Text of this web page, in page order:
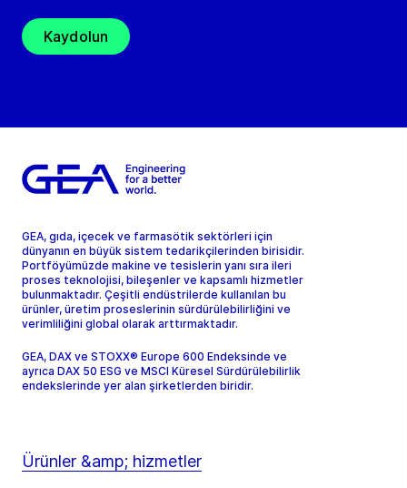
Kaydolun
GEA, gıda, içecek ve farmasötik sektörleri için
dünyanın en büyük sistem tedarikçilerinden birisidir.
Portföyümüzde makine ve tesislerin yanı sıra ileri
proses teknolojisi, bileşenler ve kapsamlı hizmetler
bulunmaktadır. Çeşitli endüstrilerde kullanılan bu
ürünler, üretim proseslerinin sürdürülebilirliğini ve
verimliliğini global olarak arttırmaktadır.
GEA, DAX ve STOXX® Europe 600 Endeksinde ve
ayrıca DAX 50 ESG ve MSCI Küresel Sürdürülebilirlik
endekslerinde yer alan şirketlerden biridir.
Ürünler &amp; hizmetler